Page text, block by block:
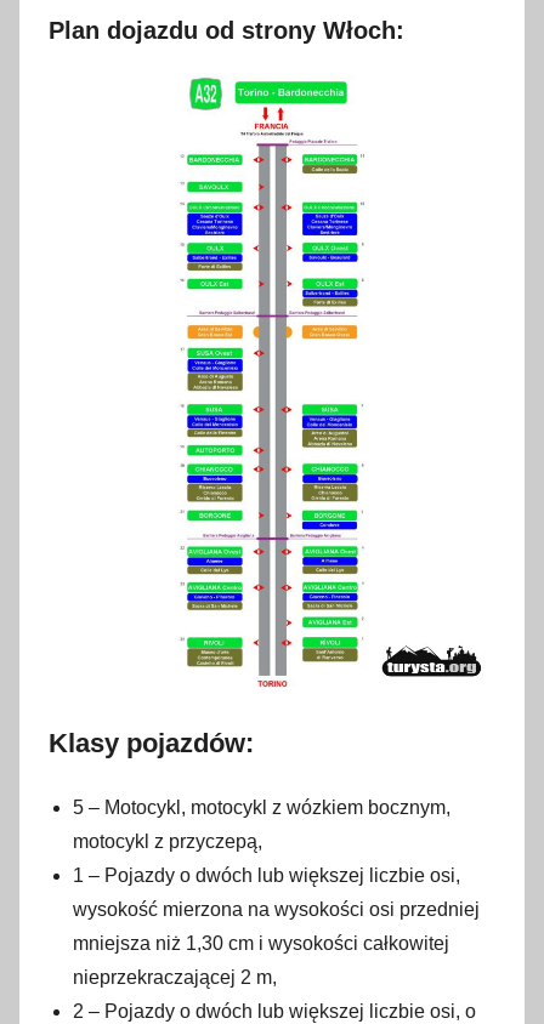
Plan dojazdu od strony Włoch:
Klasy pojazdów:
5 – Motocykl, motocykl z wózkiem bocznym,
motocykl z przyczepą,
1 – Pojazdy o dwóch lub większej liczbie osi,
wysokość mierzona na wysokości osi przedniej
mniejsza niż 1,30 cm i wysokości całkowitej
nieprzekraczającej 2 m,
2 – Pojazdy o dwóch lub większej liczbie osi, o